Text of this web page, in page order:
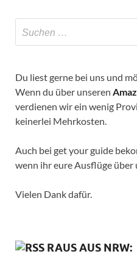
Du liest gerne bei uns und
Wenn du über unseren
verdienen wir ein wenig
keinerlei Mehrkosten.
Auch bei get your guide
wenn ihr eure Ausflüge über
Vielen Dank dafür.
RAUS AUS NRW: